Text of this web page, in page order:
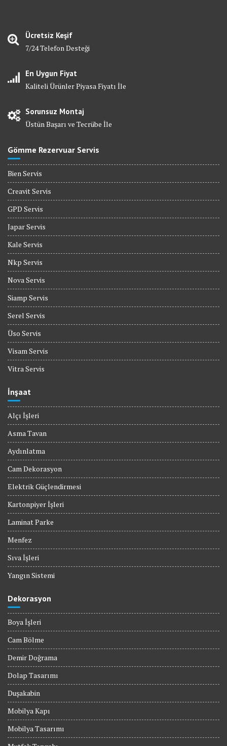
Ücretsiz Keşif
7/24 Telefon Desteği
En Uygun Fiyat
Kaliteli Ürünler Piyasa Fiyatı İle
Sorunsuz Montaj
Üstün Başarı ve Tecrübe İle
Gömme Rezervuar Servis
Bien Servis
Creavit Servis
GPD Servis
Japar Servis
Kale Servis
Nkp Servis
Nova Servis
Siamp Servis
Serel Servis
Üso Servis
Visam Servis
Vitra Servis
İnşaat
Alçı İşleri
Asma Tavan
Aydınlatma
Cam Dekorasyon
Elektrik Güçlendirmesi
Kartonpiyer İşleri
Laminat Parke
Menfez
Sıva İşleri
Yangın Sistemi
Dekorasyon
Boya İşleri
Cam Bölme
Demir Doğrama
Dolap Tasarımı
Duşakabin
Mobilya Kapı
Mobilya Tasarımı